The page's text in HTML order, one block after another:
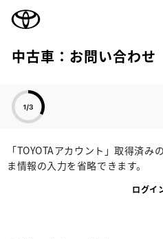
中古車：お問い合わせ
「TOYOTAアカウント」取得済
ま情報の入力を省略できます。
ログイ